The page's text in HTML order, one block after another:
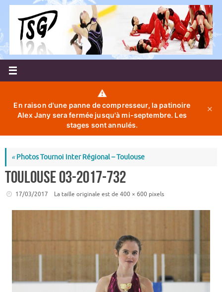
Passer
contenu
⚠️
En raison d'une panne de compresseur, la patinoire
Alex Jany sera fermée jusqu'à mi-septembre. Les
stages sont annulés.
✕
«Photos Tournoi Inter Régional – Toulouse
toulouse 03-2017-732
17/03/2017 La taille originale est de 400 × 600 pixels